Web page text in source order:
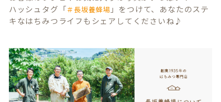
ハッシュタグ「＃長坂養蜂場 」をつけて、あなたのステ
キなはちみつライフもシェアしてくださいね♪